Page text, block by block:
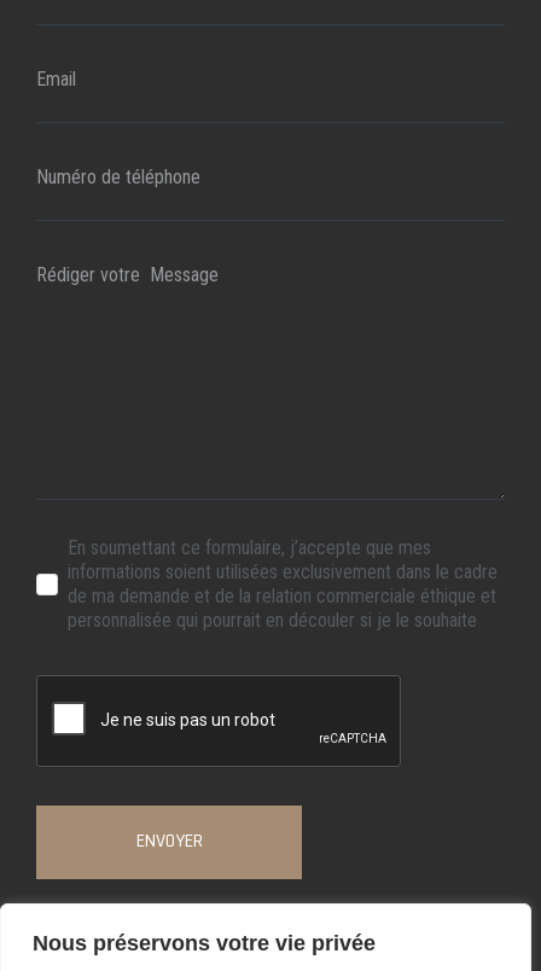
Nous préservons votre vie privée
En soumettant ce formulaire, j’accepte que mes
informations soient utilisées exclusivement dans le cadre
de ma demande et de la relation commerciale éthique et
personnalisée qui pourrait en découler si je le souhaite
ENVOYER